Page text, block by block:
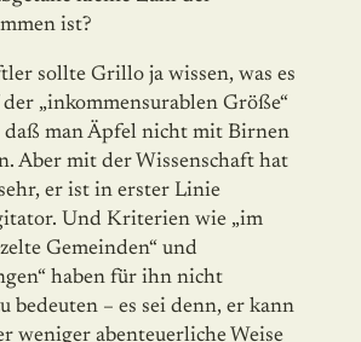
ist?
sollte Grillo ja wissen, was es
„inkommensu­rablen Größe“
daß man Äpfel nicht mit Birnen
Aber mit der Wissenschaft hat
er ist in erster Linie
Und Kriterien wie „im
Gemeinden“ und
haben für ihn nicht
bedeuten – es sei denn, er kann
weniger abenteuerliche Weise